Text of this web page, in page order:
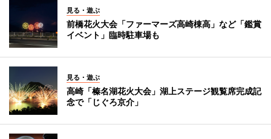
見る・遊ぶ
前橋花火大会「ファーマーズ高崎棟高」など「鑑賞
イベント」臨時駐車場も
見る・遊ぶ
高崎「榛名湖花火大会」湖上ステージ観覧席完成記
念で「じぐろ京介」